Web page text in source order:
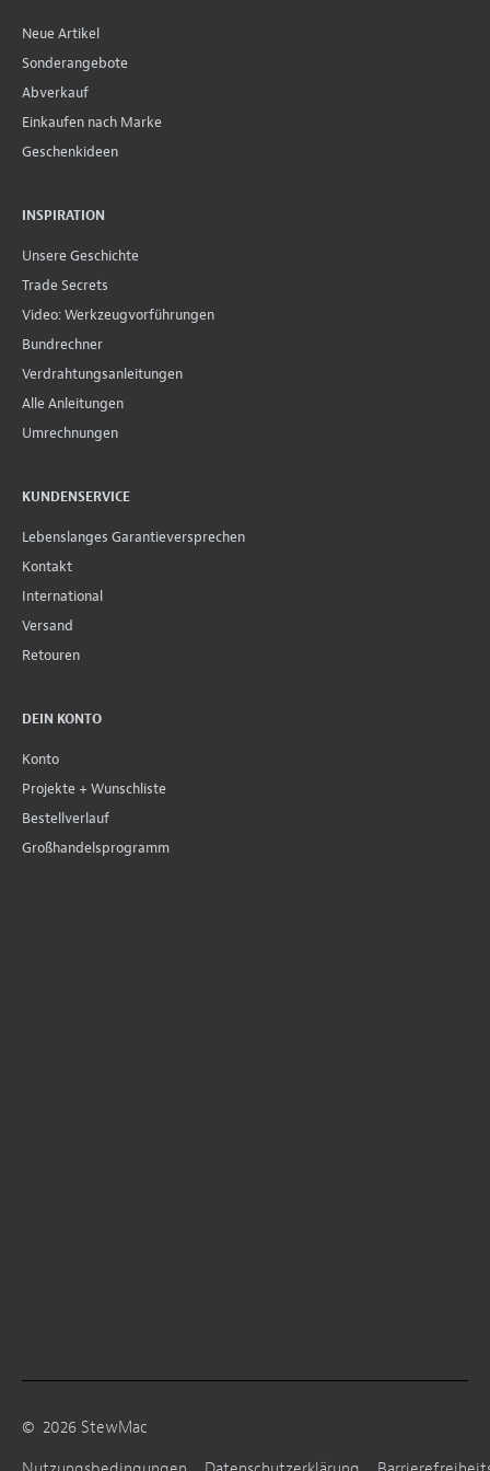
Neue Artikel
Sonderangebote
Abverkauf
Einkaufen nach Marke
Geschenkideen
INSPIRATION
Unsere Geschichte
Trade Secrets
Video: Werkzeugvorführungen
Bundrechner
Verdrahtungsanleitungen
Alle Anleitungen
Umrechnungen
KUNDENSERVICE
Lebenslanges Garantieversprechen
Kontakt
International
Versand
Retouren
DEIN KONTO
Konto
Projekte + Wunschliste
Bestellverlauf
Großhandelsprogramm
© 2026 StewMac